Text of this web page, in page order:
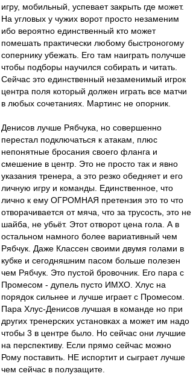
игру, мобильный, успевает закрыть где может.
На угловых у чужих ворот просто незаменим
ибо вероятно единственный кто может
помешать практически любому быстроногому
сопернику убежать. Его там наиграть получше
чтобы подборы научился собирать и читать.
Сейчас это единственный незаменимый игрок
центра поля который должен играть все матчи
в любых сочетаниях. Мартинс не опорник.
Денисов лучше Рябчука, но совершенно
перестал подключаться к атакам, плюс
непонятные бросания своего фланга и
смешение в центр. Это не просто так и явно
указания тренера, а это резко обедняет и его
личную игру и команды. Единственное, что
лично к ему ОГРОМНАЯ претензия это то что
отворачивается от мяча, что за трусость, это не
шайба, не убьёт. Этот отворот цена гола. А в
остальном намного более вариативный чем
Рябчук. Даже Классен своими двумя голами в
кубке и сегодняшним пасом больше полезен
чем Рябчук. Это пустой бровочник. Его пара с
Промесом - дупель пусто ИМХО. Хлус на
порядок сильнее и лучше играет с Промесом.
Пара Хлус-Денисов лучшая в команде но при
других тренерских установках а может им надо
чтобы 3 в центре было. Но сейчас они лучшие
на перспективу. Если прямо сейчас можно
Рому поставить. НЕ испортит и сыграет лучше
чем сейчас в полузащите.